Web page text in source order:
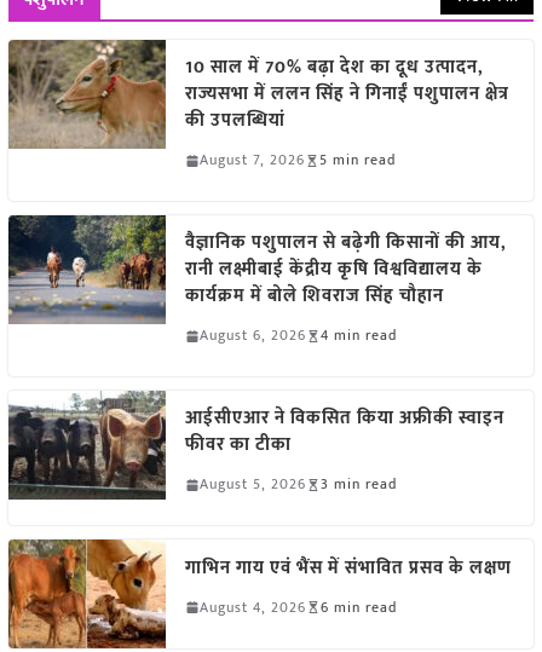
10 साल में 70% बढ़ा देश का दूध उत्पादन,
राज्यसभा में ललन सिंह ने गिनाईं पशुपालन क्षेत्र
की उपलब्धियां
August 7, 2026 5 min read
वैज्ञानिक पशुपालन से बढ़ेगी किसानों की आय,
रानी लक्ष्मीबाई केंद्रीय कृषि विश्वविद्यालय के
कार्यक्रम में बोले शिवराज सिंह चौहान
August 6, 2026 4 min read
आईसीएआर ने विकसित किया अफ्रीकी स्वाइन
फीवर का टीका
August 5, 2026 3 min read
गाभिन गाय एवं भैंस में संभावित प्रसव के लक्षण
August 4, 2026 6 min read